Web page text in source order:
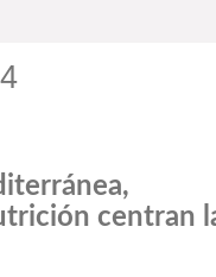
centran